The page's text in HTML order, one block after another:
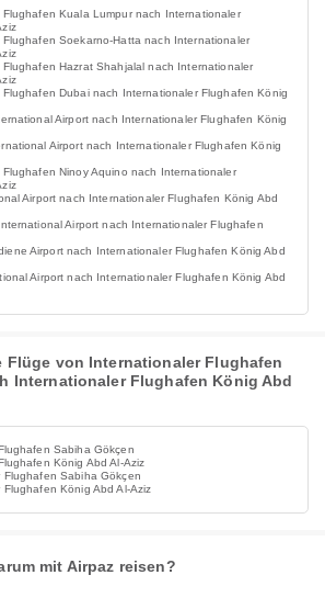
Kuala Lumpur nach Internationaler
Soekarno-Hatta nach Internationaler
Hazrat Shahjalal nach Internationaler
Dubai nach Internationaler Flughafen König
Airport nach Internationaler Flughafen König
Airport nach Internationaler Flughafen König
Ninoy Aquino nach Internationaler
Airport nach Internationaler Flughafen König Abd
Airport nach Internationaler Flughafen
Airport nach Internationaler Flughafen König Abd
Airport nach Internationaler Flughafen König Abd
Flüge von Internationaler Flughafen
Internationaler Flughafen König Abd
Sabiha Gökçen
König Abd Al-Aziz
Sabiha Gökçen
König Abd Al-Aziz
mit Airpaz reisen?